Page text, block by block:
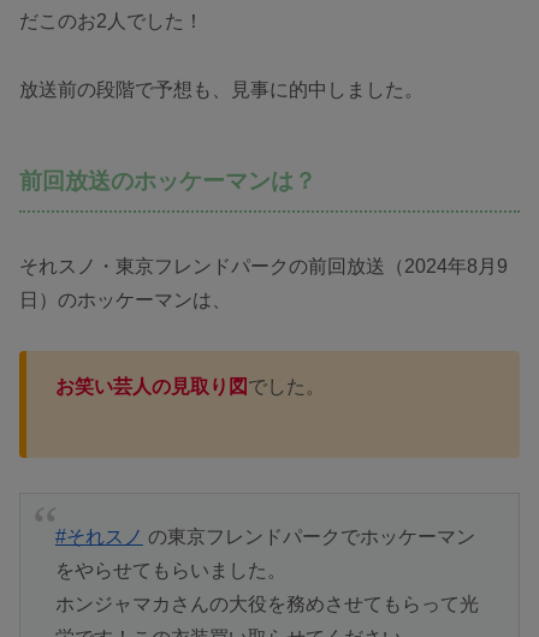
だこのお2人でした！
放送前の段階で予想も、見事に的中しました。
前回放送のホッケーマンは？
それスノ・東京フレンドパークの前回放送（2024年8月9
日）のホッケーマンは、
お笑い芸人の見取り図 でした。
#それスノ の東京フレンドパークでホッケーマン
をやらせてもらいました。
ホンジャマカさんの大役を務めさせてもらって光